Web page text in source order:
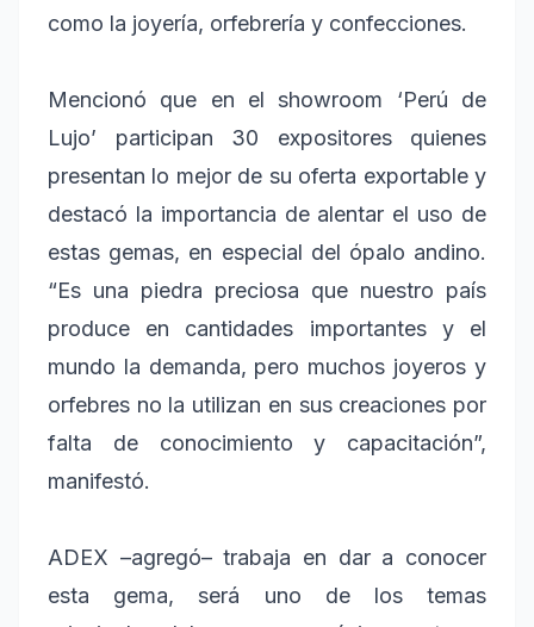
como la joyería, orfebrería y confecciones.
Mencionó que en el showroom ‘Perú de
Lujo’ participan 30 expositores quienes
presentan lo mejor de su oferta exportable y
destacó la importancia de alentar el uso de
estas gemas, en especial del ópalo andino.
“Es una piedra preciosa que nuestro país
produce en cantidades importantes y el
mundo la demanda, pero muchos joyeros y
orfebres no la utilizan en sus creaciones por
falta de conocimiento y capacitación”,
manifestó.
ADEX –agregó– trabaja en dar a conocer
esta gema, será uno de los temas